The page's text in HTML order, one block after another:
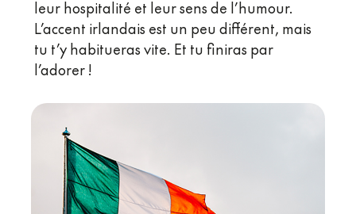
leur hospitalité et leur sens de l’humour.
L’accent irlandais est un peu différent, mais
tu t’y habitueras vite. Et tu finiras par
l’adorer !